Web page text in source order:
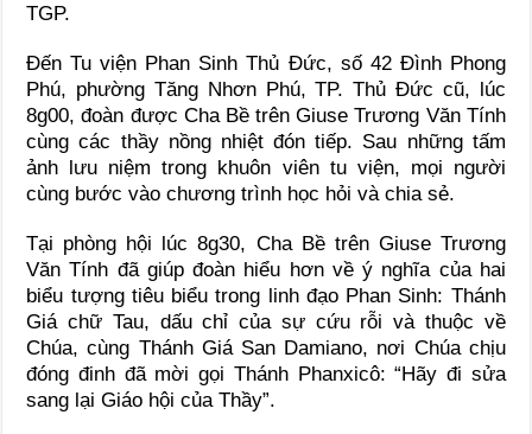
TGP.
Đến Tu viện Phan Sinh Thủ Đức, số 42 Đình Phong
Phú, phường Tăng Nhơn Phú, TP. Thủ Đức cũ, lúc
8g00, đoàn được Cha Bề trên Giuse Trương Văn Tính
cùng các thầy nồng nhiệt đón tiếp. Sau những tấm
ảnh lưu niệm trong khuôn viên tu viện, mọi người
cùng bước vào chương trình học hỏi và chia sẻ.
Tại phòng hội lúc 8g30, Cha Bề trên Giuse Trương
Văn Tính đã giúp đoàn hiểu hơn về ý nghĩa của hai
biểu tượng tiêu biểu trong linh đạo Phan Sinh: Thánh
Giá chữ Tau, dấu chỉ của sự cứu rỗi và thuộc về
Chúa, cùng Thánh Giá San Damiano, nơi Chúa chịu
đóng đinh đã mời gọi Thánh Phanxicô: “Hãy đi sửa
sang lại Giáo hội của Thầy”.